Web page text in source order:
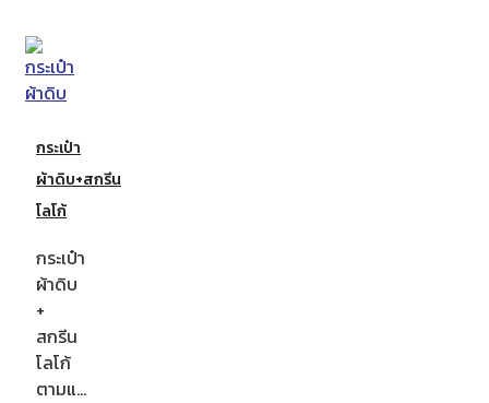
กระเป๋า
ผ้าดิบ+สกรีน
โลโก้
กระเป๋า
ผ้าดิบ
+
สกรีน
โลโก้
ตามแ…